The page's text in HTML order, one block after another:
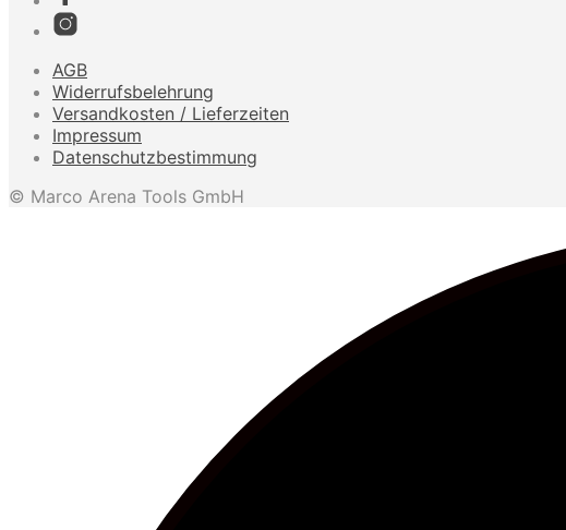
AGB
Widerrufsbelehrung
Versandkosten / Lieferzeiten
Impressum
Datenschutzbestimmung
© Marco Arena Tools GmbH